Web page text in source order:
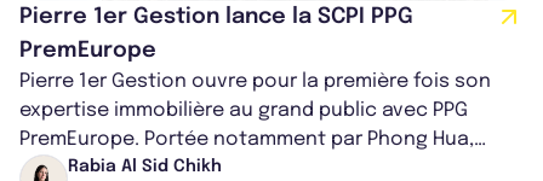
Pierre 1er Gestion lance la SCPI PPG
PremEurope
Pierre 1er Gestion ouvre pour la première fois son
expertise immobilière au grand public avec PPG
PremEurope. Portée notamment par Phong Hua,
ancien directeur des investissements d...
Rabia Al Sid Chikh